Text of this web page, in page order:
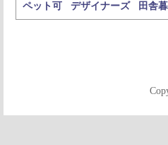
ペット可 デザイナーズ 田舎